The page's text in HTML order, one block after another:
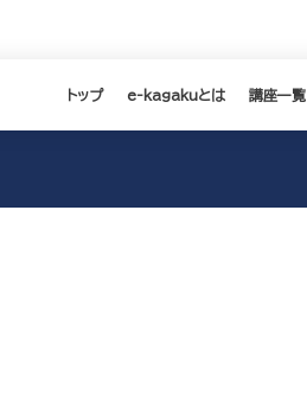
トップ e-kagakuとは 講座一覧